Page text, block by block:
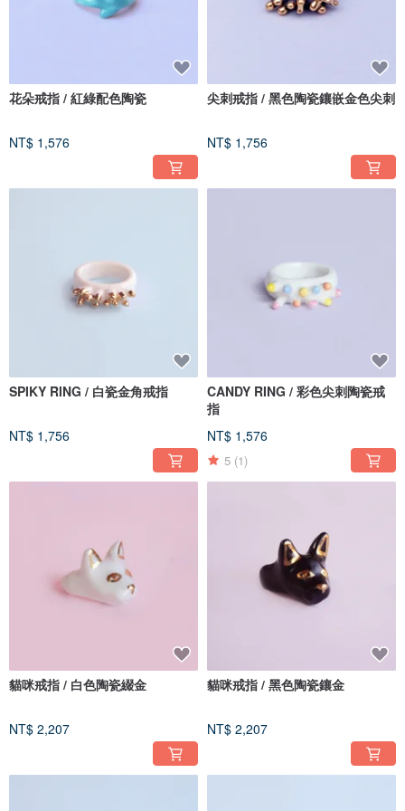
花朵戒指 / 紅綠配色陶瓷
NT$ 1,576
尖刺戒指 / 黑色陶瓷鑲嵌金色尖刺
NT$ 1,756
SPIKY RING / 白瓷金角戒指
NT$ 1,756
CANDY RING / 彩色尖刺陶瓷戒
指
NT$ 1,576
5 (1)
貓咪戒指 / 白色陶瓷綴金
NT$ 2,207
貓咪戒指 / 黑色陶瓷鑲金
NT$ 2,207